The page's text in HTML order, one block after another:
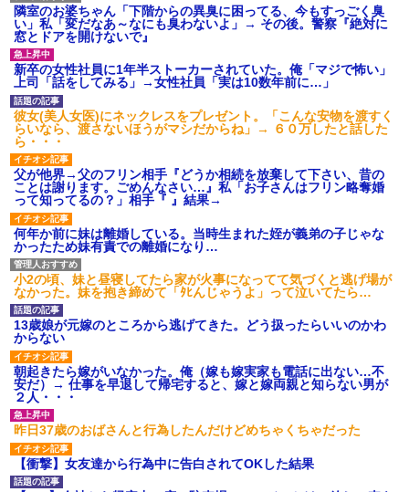
私「ちょっと、人の家の金庫
触らないでよ！」キチママ『そ
こに金庫があったから、開けて
みようとしただけ☆』義兄「泥
は出てけ！二度と来るな！」結
果・・・
私「初めて飲む味だけどなん
のお茶？」彼「ちっ！」私「」
【GIF】JSのカンチョーワロ
タ
後続車にクラクションを鳴ら
され彼氏が逆切れ。「何クラク
ション鳴らしてんだ！降りてこ
いよ！」と怒鳴りだし...
【衝撃】報酬100万円超の治験
募集がこちらｗｗｗｗｗ(※画像
あり)
【ネット騒然】惨殺されたタ
ワマン頂き女子のこの動画、す
げえええええｗｗｗｗｗｗｗｗ
ｗｗｗ
【愕然】白のクラウン俺氏、
高速道路左車線を制限速度で走
った結果wwwwwwwwwwww
百年の恋12-899 食べた量を
張り合ってくる
【悲報】佐藤輝明・・・２軍
でも盛大にやらかす←あまり悲
しませないでくれ
隣室のお婆ちゃん「下階からの異臭に困ってる、今もすっごく臭
い」私「変だなあ～なにも臭わないよ」→ その後。警察『絶対に
窓とドアを開けないで』
新卒の女性社員に1年半ストーカーされていた。俺「マジで怖い」
上司「話をしてみる」→女性社員「実は10数年前に…」
彼女(美人女医)にネックレスをプレゼント。「こんな安物を渡すく
らいなら、渡さないほうがマシだからね」→ ６０万したと話した
ら・・・
父が他界→父のフリン相手『どうか相続を放棄して下さい、昔の
ことは謝ります。ごめんなさい…』私「お子さんはフリン略奪婚
って知ってるの？」相手『 』結果→
何年か前に妹は離婚している。当時生まれた姪が義弟の子じゃな
かったため妹有責での離婚になり…
小2の頃、妹と昼寝してたら家が火事になってて気づくと逃げ場が
なかった。妹を抱き締めて「ﾀﾋんじゃうよ」って泣いてたら…
13歳娘が元嫁のところから逃げてきた。どう扱ったらいいのかわ
からない
朝起きたら嫁がいなかった。俺（嫁も嫁実家も電話に出ない…不
安だ）→ 仕事を早退して帰宅すると、嫁と嫁両親と知らない男が
２人・・・
昨日37歳のおばさんと行為したんだけどめちゃくちゃだった
【衝撃】女友達から行為中に告白されてOKした結果